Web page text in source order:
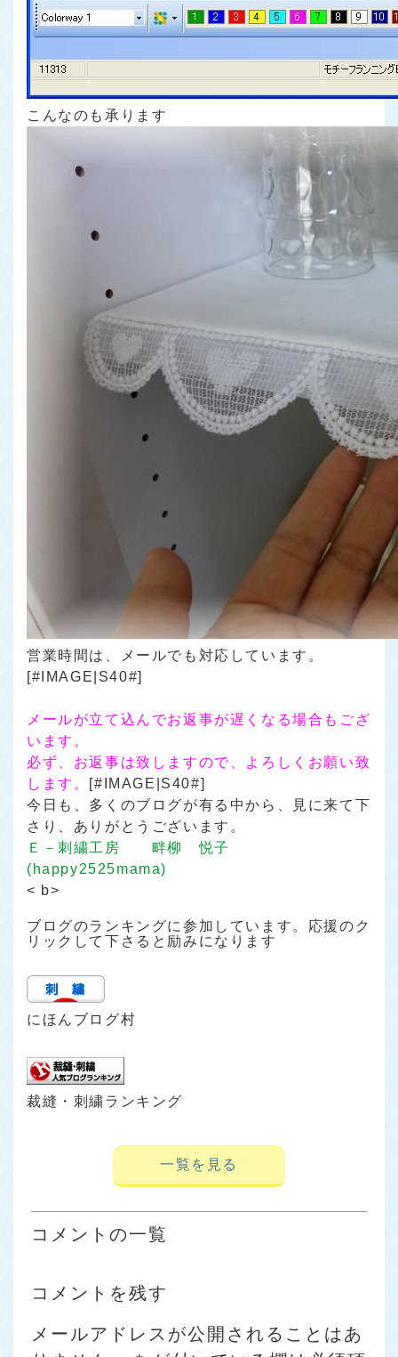
こんなのも承ります
営業時間は、メールでも対応しています。
[#IMAGE|S40#]
メールが立て込んでお返事が遅くなる場合もござ
います。
必ず、お返事は致しますので、よろしくお願い致
します。 [#IMAGE|S40#]
今日も、多くのブログが有る中から、見に来て下
さり、ありがとうございます。
Ｅ－刺繍工房 畔柳 悦子
(happy2525mama)
< b>
ブログのランキングに参加しています。応援のク
リックして下さると励みになります
にほんブログ村
裁縫・刺繍ランキング
一覧を見る
コメントの一覧
コメントを残す
メールアドレスが公開されることはあ